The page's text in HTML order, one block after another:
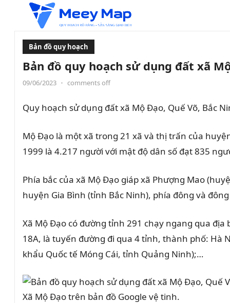
Bản đồ quy hoạch
Bản đồ quy hoạch sử dụng đất xã
09/06/2023 • comments off
Quy hoạch sử dụng đất xã Mộ Đạo, Quế Võ, Bắc
Mộ Đạo là một xã trong 21 xã và thị trấn của
1999 là 4.217 người với mật độ dân số đạt 835
Phía bắc của xã Mộ Đạo giáp xã Phượng Mao
huyện Gia Bình (tỉnh Bắc Ninh), phía đông và
Xã Mộ Đạo có đường tỉnh 291 chạy ngang qua
18A, là tuyến đường đi qua 4 tỉnh, thành phố: Hà
khẩu Quốc tế Móng Cái, tỉnh Quảng Ninh);…
Xã Mộ Đạo trên bản đồ Google vệ tinh.